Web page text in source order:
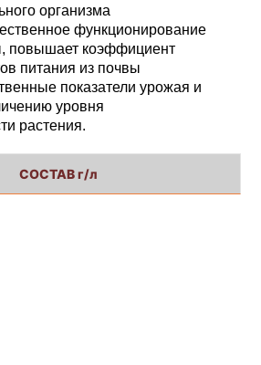
организма
функционирование
повышает коэффициент
питания из почвы
показатели урожая и
уровня
растения.
СОСТАВ г/л